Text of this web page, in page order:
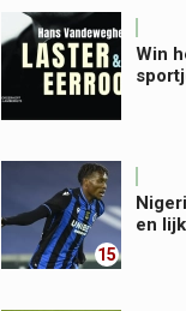
Win
15
en